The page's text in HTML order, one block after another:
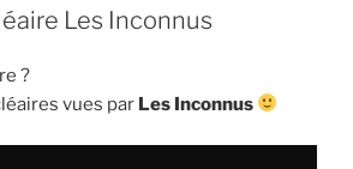
Les Inconnus
?
vues par Les Inconnus